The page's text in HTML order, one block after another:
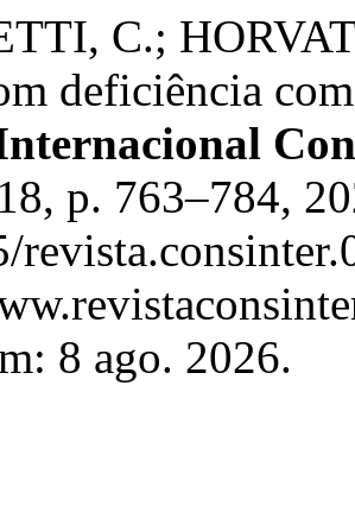
C.;
deficiência
p. 763–784,
8 ago. 2026.